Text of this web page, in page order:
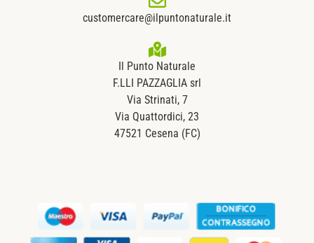
customercare@ilpuntonaturale.it
Il Punto Naturale
F.LLI PAZZAGLIA srl
Via Strinati, 7
Via Quattordici, 23
47521 Cesena (FC)